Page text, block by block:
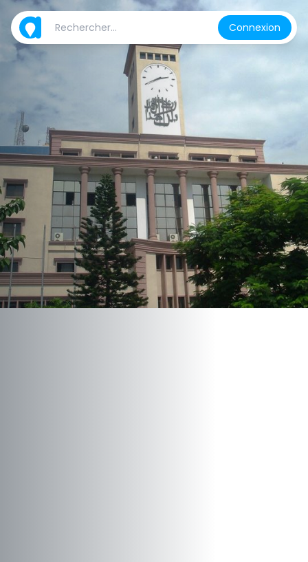
Connexion